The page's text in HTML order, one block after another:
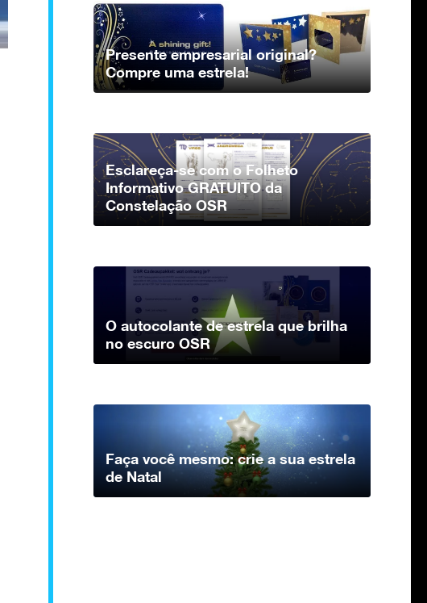
Presente empresarial original?
Compre uma estrela!
Esclareça-se com o Folheto
Informativo GRATUITO da
Constelação OSR
O autocolante de estrela que brilha
no escuro OSR
Faça você mesmo: crie a sua estrela
de Natal